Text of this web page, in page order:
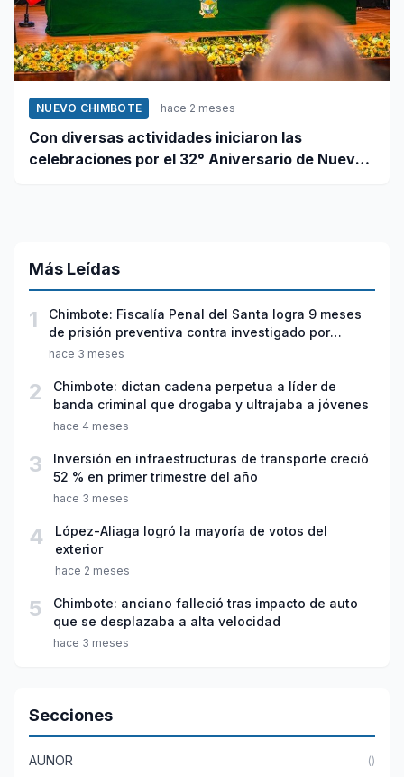
NUEVO CHIMBOTE hace 2 meses
Con diversas actividades iniciaron las
celebraciones por el 32° Aniversario de Nuevo
Más Leídas
1
Chimbote: Fiscalía Penal del Santa logra 9 meses
de prisión preventiva contra investigado por
violación sexual y tentativa de feminicidio
hace 3 meses
2
Chimbote: dictan cadena perpetua a líder de
banda criminal que drogaba y ultrajaba a jóvenes
hace 4 meses
3
Inversión en infraestructuras de transporte creció
52 % en primer trimestre del año
hace 3 meses
4
López-Aliaga logró la mayoría de votos del
exterior
hace 2 meses
5
Chimbote: anciano falleció tras impacto de auto
que se desplazaba a alta velocidad
hace 3 meses
Secciones
AUNOR ()